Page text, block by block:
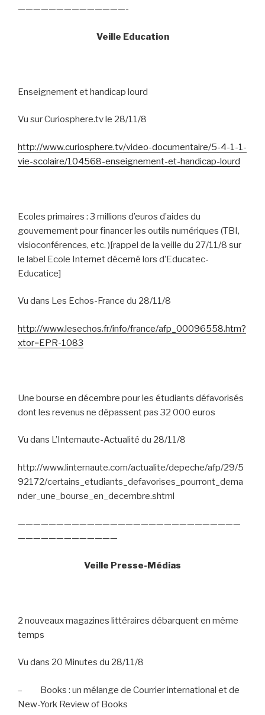
——————————————-
Veille Education
Enseignement et handicap lourd
Vu sur Curiosphere.tv le 28/11/8
http://www.curiosphere.tv/video-documentaire/5-4-1-1-
vie-scolaire/104568-enseignement-et-handicap-lourd
Ecoles primaires : 3 millions d’euros d’aides du
gouvernement pour financer les outils numériques (TBI,
visioconférences, etc. )[rappel de la veille du 27/11/8 sur
le label Ecole Internet décerné lors d’Educatec-
Educatice]
Vu dans Les Echos-France du 28/11/8
http://www.lesechos.fr/info/france/afp_00096558.htm?
xtor=EPR-1083
Une bourse en décembre pour les étudiants défavorisés
dont les revenus ne dépassent pas 32 000 euros
Vu dans L’Internaute-Actualité du 28/11/8
http://www.linternaute.com/actualite/depeche/afp/29/5
92172/certains_etudiants_defavorises_pourront_dema
nder_une_bourse_en_decembre.shtml
—————————————————————————————
—————————————
Veille Presse-Médias
2 nouveaux magazines littéraires débarquent en même
temps
Vu dans 20 Minutes du 28/11/8
–
Books : un mélange de Courrier international et de
New-York Review of Books